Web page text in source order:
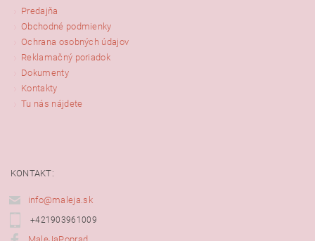
Predajňa
Obchodné podmienky
Ochrana osobných údajov
Reklamačný poriadok
Dokumenty
Kontakty
Tu nás nájdete
KONTAKT:
info@maleja.sk
+421903961009